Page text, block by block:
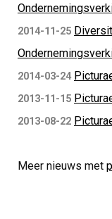
2014-11-25
2014-03-24
2013-11-15
2013-08-22
Meer nieuws met